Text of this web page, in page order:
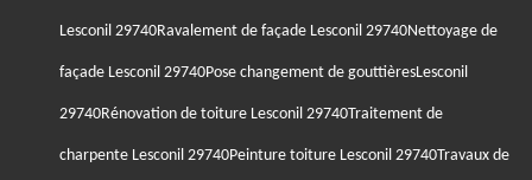
Lesconil 29740Ravalement de façade Lesconil 29740Nettoyage de
façade Lesconil 29740Pose changement de gouttièresLesconil
29740Rénovation de toiture Lesconil 29740Traitement de
charpente Lesconil 29740Peinture toiture Lesconil 29740Travaux de